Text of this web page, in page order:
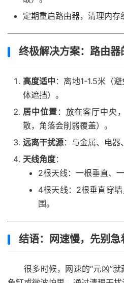
定期重启路由器，清理内存
终极解决方案：路由器
高度适中 ：离地1-1.5米（
体遮挡）。
居中位置 ：放在客厅中央
散，角落会削弱覆盖）。
远离干扰源：与金属、电器
天线角度：
2根天线：一根垂直、
4根天线：2根垂直穿
围。
结语：网速慢，先别急
很多时候，网速的“元凶”就